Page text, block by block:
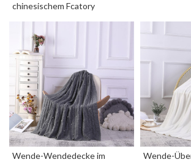
chinesischem Fcatory
Wende-Wendedecke im
Wende-